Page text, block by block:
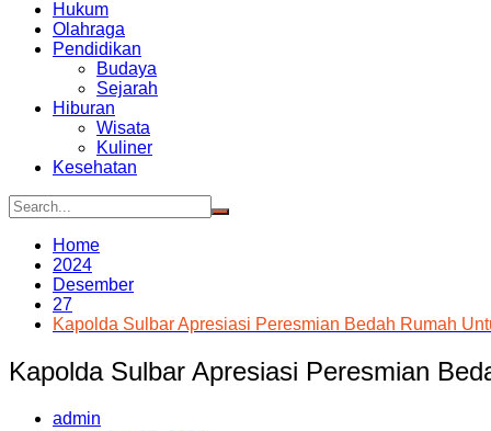
Hukum
Olahraga
Pendidikan
Budaya
Sejarah
Hiburan
Wisata
Kuliner
Kesehatan
Home
2024
Desember
27
Kapolda Sulbar Apresiasi Peresmian Bedah Rumah
Kapolda Sulbar Apresiasi Peresmian
admin